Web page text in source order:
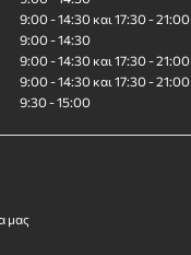
9:00 - 14:30 και 17:30 - 21:00
9:00 - 14:30
9:00 - 14:30 και 17:30 - 21:00
9:00 - 14:30 και 17:30 - 21:00
9:30 - 15:00
μας